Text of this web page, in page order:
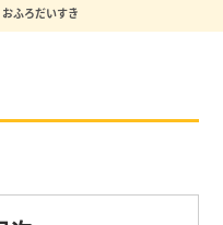
おふろだいすき